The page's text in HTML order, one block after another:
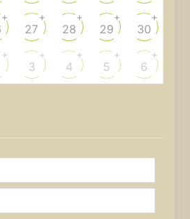
+
27
+
28
+
29
+
30
+
+
3
+
4
+
5
+
6
+